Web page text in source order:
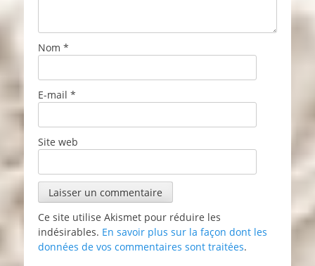
Nom *
E-mail *
Site web
Ce site utilise Akismet pour réduire les
indésirables. En savoir plus sur la façon dont les
données de vos commentaires sont traitées.